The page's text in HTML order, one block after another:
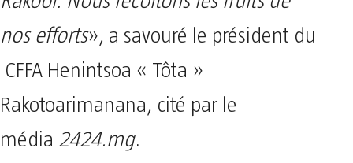
nos efforts», a savouré le président du
CFFA Henintsoa « Tôta »
Rakotoarimanana, cité par le
média 2424.mg.